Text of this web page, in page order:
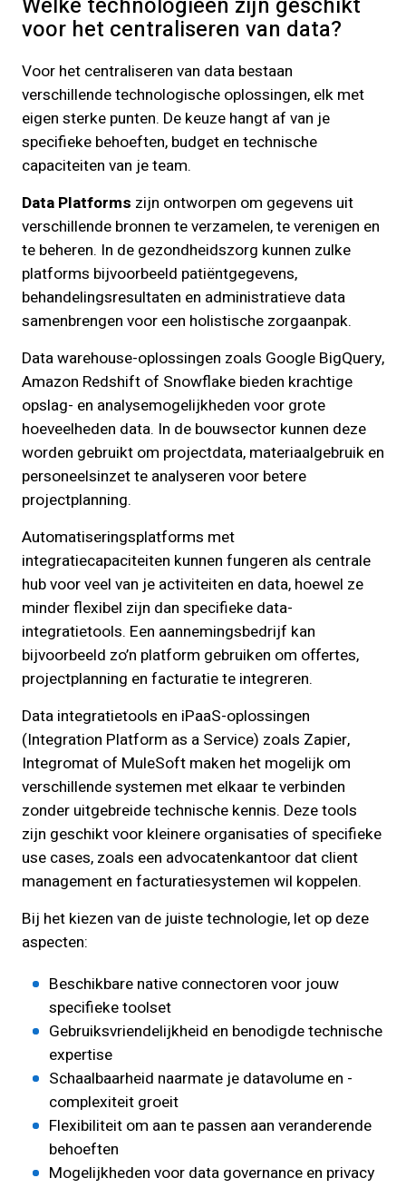
voor het centraliseren van data?
Voor het centraliseren van data bestaan
verschillende technologische oplossingen, elk met
eigen sterke punten. De keuze hangt af van je
specifieke behoeften, budget en technische
capaciteiten van je team.
Data Platforms zijn ontworpen om gegevens uit
verschillende bronnen te verzamelen, te verenigen en
te beheren. In de gezondheidszorg kunnen zulke
platforms bijvoorbeeld patiëntgegevens,
behandelingsresultaten en administratieve data
samenbrengen voor een holistische zorgaanpak.
Data warehouse-oplossingen zoals Google BigQuery,
Amazon Redshift of Snowflake bieden krachtige
opslag- en analysemogelijkheden voor grote
hoeveelheden data. In de bouwsector kunnen deze
worden gebruikt om projectdata, materiaalgebruik en
personeelsinzet te analyseren voor betere
projectplanning.
Automatiseringsplatforms met
integratiecapaciteiten kunnen fungeren als centrale
hub voor veel van je activiteiten en data, hoewel ze
minder flexibel zijn dan specifieke data-
integratietools. Een aannemingsbedrijf kan
bijvoorbeeld zo’n platform gebruiken om offertes,
projectplanning en facturatie te integreren.
Data integratietools en iPaaS-oplossingen
(Integration Platform as a Service) zoals Zapier,
Integromat of MuleSoft maken het mogelijk om
verschillende systemen met elkaar te verbinden
zonder uitgebreide technische kennis. Deze tools
zijn geschikt voor kleinere organisaties of specifieke
use cases, zoals een advocatenkantoor dat client
management en facturatiesystemen wil koppelen.
Bij het kiezen van de juiste technologie, let op deze
aspecten:
Beschikbare native connectoren voor jouw
specifieke toolset
Gebruiksvriendelijkheid en benodigde technische
expertise
Schaalbaarheid naarmate je datavolume en -
complexiteit groeit
Flexibiliteit om aan te passen aan veranderende
behoeften
Mogelijkheden voor data governance en privacy